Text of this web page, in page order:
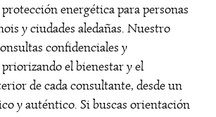
energética para personas
y ciudades aledañas. Nuestro
confidenciales y
priorizando el bienestar y el
de cada consultante, desde un
y auténtico. Si buscas orientación